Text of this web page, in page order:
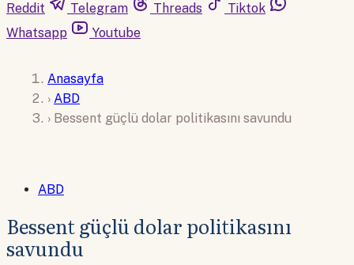
Reddit
Telegram Threads
Tiktok
Whatsapp
Youtube
Anasayfa
› ABD
› Bessent güçlü dolar politikasını savundu
ABD
Bessent güçlü dolar politikasını
savundu